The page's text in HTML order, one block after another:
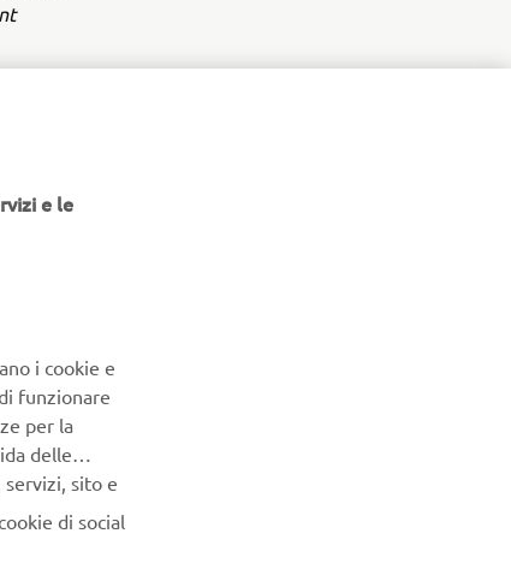
trial
of
e le
i cookie e
funzionare
per la
delle
sito e
di social